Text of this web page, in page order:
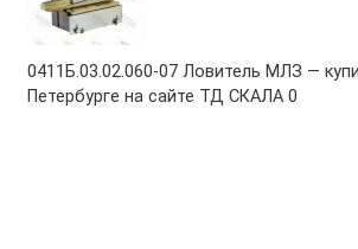
0411Б.03.02.060-07 Ловитель МЛЗ —
Петербурге на сайте ТД СКАЛА 0